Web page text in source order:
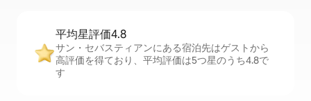
平均星評価4.8
サン・セバスティアンにある宿泊先はゲストから
高評価を得ており、平均評価は5つ星のうち4.8で
す